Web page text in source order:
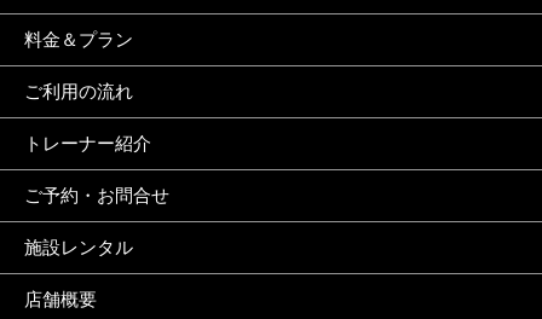
料金＆プラン
ご利用の流れ
トレーナー紹介
ご予約・お問合せ
施設レンタル
店舗概要